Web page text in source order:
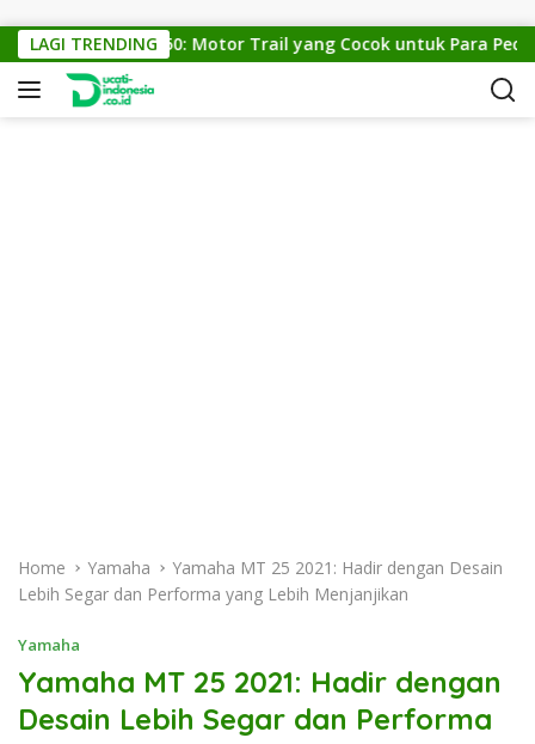
LAGI TRENDING
KTM Cross 150: Motor Trail yang Cocok untuk Para Pecinta
Home Yamaha
Yamaha MT 25 2021: Hadir dengan Desain
Lebih Segar dan Performa yang Lebih Menjanjikan
Yamaha
Yamaha MT 25 2021: Hadir dengan
Desain Lebih Segar dan Performa